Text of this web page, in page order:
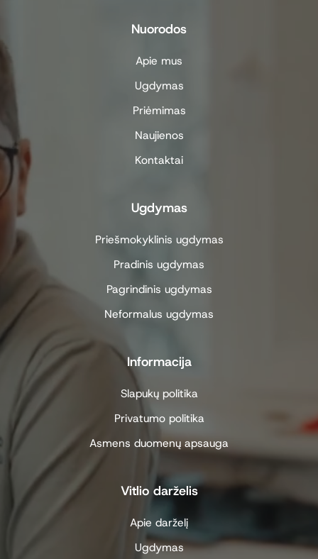
Nuorodos
Apie mus
Ugdymas
Priėmimas
Naujienos
Kontaktai
Ugdymas
Priešmokyklinis ugdymas
Pradinis ugdymas
Pagrindinis ugdymas
Neformalus ugdymas
Informacija
Slapukų politika
Privatumo politika
Asmens duomenų apsauga
Vitlio darželis
Apie darželį
Ugdymas